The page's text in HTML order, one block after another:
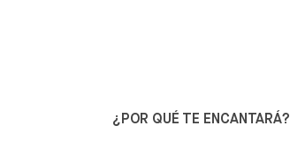
¿POR QUÉ TE ENCANTARÁ?